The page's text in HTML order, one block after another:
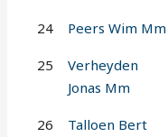
24 Peers Wim Mm
25
Verheyden
Jonas Mm
26
Talloen Bert